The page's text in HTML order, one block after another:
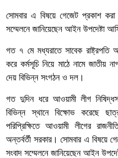
সোমবার এ বিষয়ে গেজেট প্রকাশ
সম্মেলনে জানিয়েছেন আইন উপদেষ্টা
গত ৭ মে মধ্যরাতে সাবেক রাষ্ট্রপতি
করে কর্মসূচি নিয়ে মাঠে নামে জাতীয়
দেয় বিভিন্ন সংগঠন ও দল।
গত দুদিন ধরে আওয়ামী লীগ
বিভিন্ন স্থানে বিক্ষোভ করেছে
পরিপ্রিক্ষিতে আওয়ামী লীগের
অন্তর্বর্তী সরকার। সোমবার এ বিষয়ে
সংবাদ সম্মেলনে জানিয়েছেন আইন